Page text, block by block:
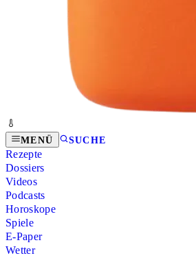
MENÜ SUCHE
Rezepte
Dossiers
Videos
Podcasts
Horoskope
Spiele
E-Paper
Wetter